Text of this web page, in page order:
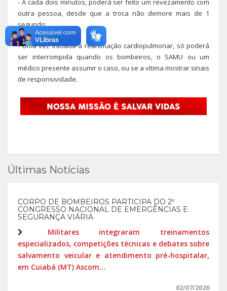
- A cada dois minutos, poderá ser feito um revezamento com
outra pessoa, desde que a troca não demore mais de 1
segundo;
- Uma vez iniciada a reanimação cardiopulmonar, só poderá
ser interrompida quando os bombeiros, o SAMU ou um
médico presente assumir o caso, ou se a vítima mostrar sinais
de responsividade.
Últimas Notícias
CORPO DE BOMBEIROS PARTICIPA DO 2º
CONGRESSO NACIONAL DE EMERGÊNCIAS E
SEGURANÇA VIÁRIA
Militares integraram treinamentos
especializados, competições técnicas e debates sobre
salvamento veicular e atendimento pré-hospitalar,
em Cuiabá (MT) Ascom...
02/07/2026